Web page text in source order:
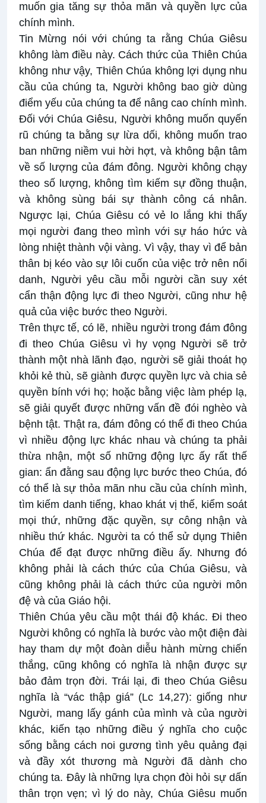
muốn gia tăng sự thỏa mãn và quyền lực của
chính mình.
Tin Mừng nói với chúng ta rằng Chúa Giêsu
không làm điều này. Cách thức của Thiên Chúa
không như vậy, Thiên Chúa không lợi dụng nhu
cầu của chúng ta, Người không bao giờ dùng
điểm yếu của chúng ta để nâng cao chính mình.
Đối với Chúa Giêsu, Người không muốn quyến
rũ chúng ta bằng sự lừa dối, không muốn trao
ban những niềm vui hời hợt, và không bận tâm
về số lượng của đám đông. Người không chạy
theo số lượng, không tìm kiếm sự đồng thuận,
và không sùng bái sự thành công cá nhân.
Ngược lại, Chúa Giêsu có vẻ lo lắng khi thấy
mọi người đang theo mình với sự háo hức và
lòng nhiệt thành vội vàng. Vì vậy, thay vì để bản
thân bị kéo vào sự lôi cuốn của việc trở nên nổi
danh, Người yêu cầu mỗi người cần suy xét
cẩn thận động lực đi theo Người, cũng như hệ
quả của việc bước theo Người.
Trên thực tế, có lẽ, nhiều người trong đám đông
đi theo Chúa Giêsu vì hy vọng Người sẽ trở
thành một nhà lãnh đạo, người sẽ giải thoát họ
khỏi kẻ thù, sẽ giành được quyền lực và chia sẻ
quyền bính với họ; hoặc bằng việc làm phép lạ,
sẽ giải quyết được những vấn đề đói nghèo và
bệnh tật. Thật ra, đám đông có thể đi theo Chúa
vì nhiều động lực khác nhau và chúng ta phải
thừa nhận, một số những động lực ấy rất thế
gian: ẩn đằng sau động lực bước theo Chúa, đó
có thể là sự thỏa mãn nhu cầu của chính mình,
tìm kiếm danh tiếng, khao khát vị thế, kiểm soát
mọi thứ, những đặc quyền, sự công nhận và
nhiều thứ khác. Người ta có thể sử dụng Thiên
Chúa để đạt được những điều ấy. Nhưng đó
không phải là cách thức của Chúa Giêsu, và
cũng không phải là cách thức của người môn
đệ và của Giáo hội.
Thiên Chúa yêu cầu một thái độ khác. Đi theo
Người không có nghĩa là bước vào một điện đài
hay tham dự một đoàn diễu hành mừng chiến
thắng, cũng không có nghĩa là nhận được sự
bảo đảm trọn đời. Trái lại, đi theo Chúa Giêsu
nghĩa là “vác thập giá” (Lc 14,27): giống như
Người, mang lấy gánh của mình và của người
khác, kiến tạo những điều ý nghĩa cho cuộc
sống bằng cách noi gương tình yêu quảng đại
và đầy xót thương mà Người đã dành cho
chúng ta. Đây là những lựa chọn đòi hỏi sự dấn
thân trọn vẹn; vì lý do này, Chúa Giêsu muốn